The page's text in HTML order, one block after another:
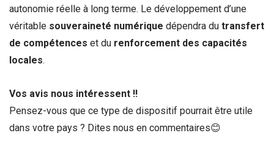
autonomie réelle à long terme. Le développement d’une
véritable souveraineté numérique dépendra du transfert
de compétences et du renforcement des capacités
locales.
Vos avis nous intéressent !!
Pensez-vous que ce type de dispositif pourrait être utile
dans votre pays ? Dites nous en commentaires😊